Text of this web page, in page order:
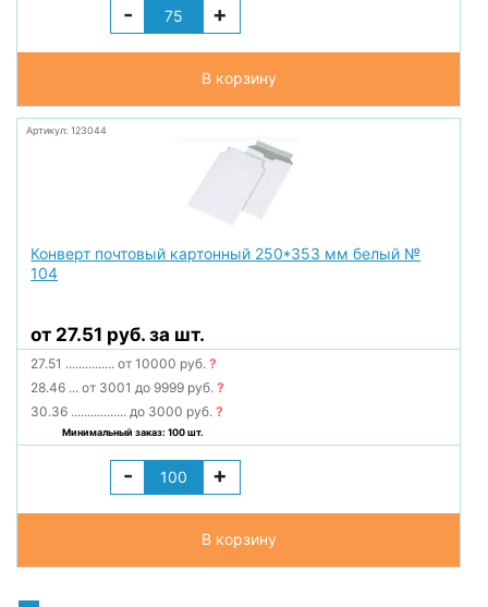
- +
В корзину
Артикул: 123044
Конверт почтовый картонный 250*353 мм белый №
104
от 27.51 руб. за шт.
27.51 ............... от 10000 руб.?
28.46 ... от 3001 до 9999 руб.?
30.36 ................. до 3000 руб.?
Минимальный заказ: 100 шт.
- +
В корзину